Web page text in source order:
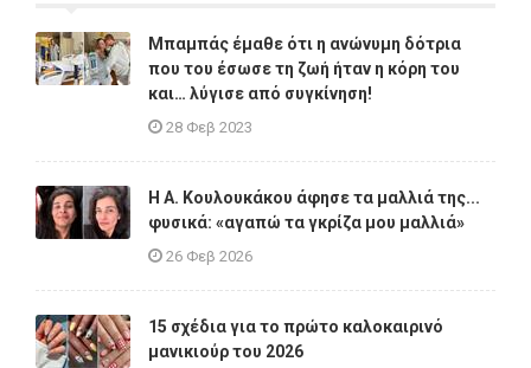
Μπαμπάς έμαθε ότι η ανώνυμη δότρια
που του έσωσε τη ζωή ήταν η κόρη του
και… λύγισε από συγκίνηση!
28 Φεβ 2023
Η A. Κουλουκάκου άφησε τα μαλλιά της...
φυσικά: «αγαπώ τα γκρίζα μου μαλλιά»
26 Φεβ 2026
15 σχέδια για το πρώτο καλοκαιρινό
μανικιούρ του 2026